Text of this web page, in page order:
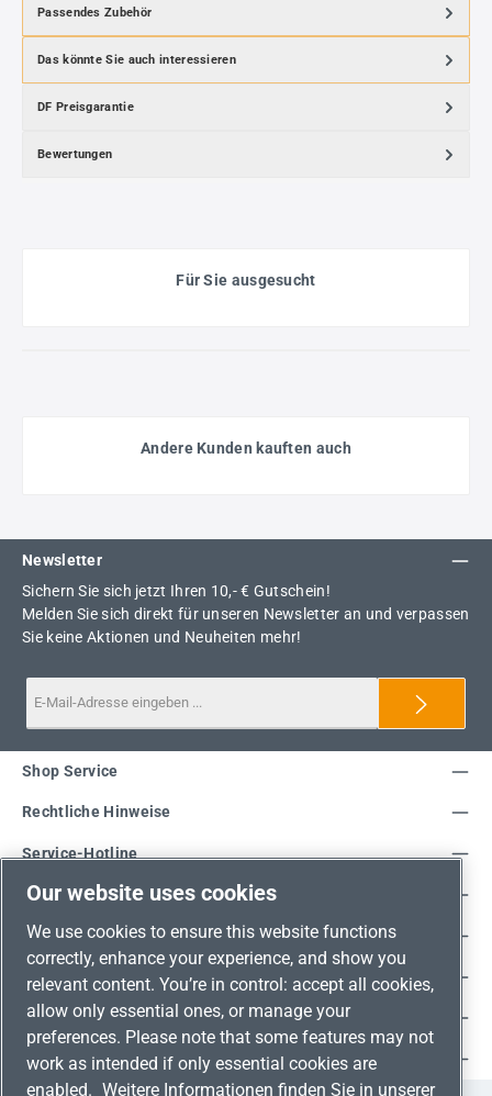
Passendes Zubehör
Das könnte Sie auch interessieren
DF Preisgarantie
Bewertungen
Für Sie ausgesucht
Andere Kunden kauften auch
Newsletter
Sichern Sie sich jetzt Ihren 10,- € Gutschein!
Melden Sie sich direkt für unseren Newsletter an und verpassen
Sie keine Aktionen und Neuheiten mehr!
Service-Hotline
Shop Service
Rechtliche Hinweise
Unsere Vorteile
Versandarten
Zahlungsarten
Adresse
Umweltschutz & Partnerschaft
Our website uses cookies
We use cookies to ensure this website functions
correctly, enhance your experience, and show you
relevant content. You’re in control: accept all cookies,
allow only essential ones, or manage your
preferences. Please note that some features may not
work as intended if only essential cookies are
enabled. Weitere Informationen finden Sie in unserer